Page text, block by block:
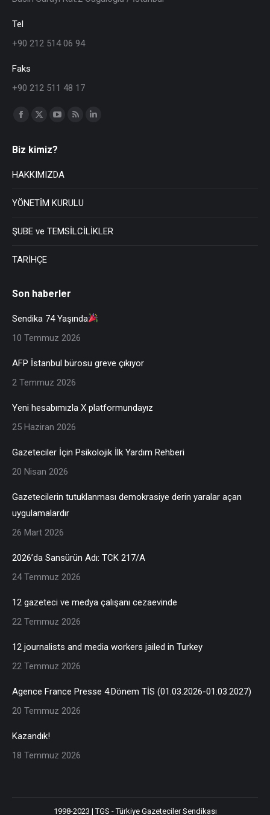
Tel
+90 212 514 06 94
Faks
+90 212 511 48 17
Find us on:
Biz kimiz?
HAKKIMIZDA
YÖNETİM KURULU
ŞUBE ve TEMSİLCİLİKLER
TARİHÇE
Son haberler
Sendika 74 Yaşında
10 Temmuz 2026
AFP İstanbul bürosu greve çıkıyor
2 Temmuz 2026
Yeni hesabımızla X platformundayız
25 Haziran 2026
Gazeteciler İçin Psikolojik İlk Yardım Rehberi
20 Nisan 2026
Gazetecilerin tutuklanması demokrasiye derin yaralar açan
uygulamalardır
26 Mart 2026
2026’da Sansürün Adı: TCK 217/A
24 Temmuz 2026
12 gazeteci ve medya çalışanı cezaevinde
22 Temmuz 2026
12 journalists and media workers jailed in Turkey
22 Temmuz 2026
Agence France Presse 4.Dönem TİS (01.03.2026-01.03.2027)
20 Temmuz 2026
Kazandık!
18 Temmuz 2026
1998-2023 | TGS - Türkiye Gazeteciler Sendikası